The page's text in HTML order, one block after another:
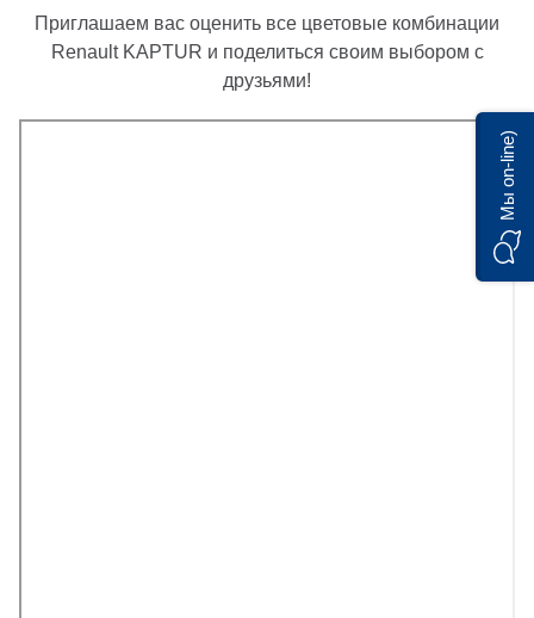
Приглашаем вас оценить все цветовые комбинации
Renault KAPTUR и поделиться своим выбором с
друзьями!
Мы on-line)